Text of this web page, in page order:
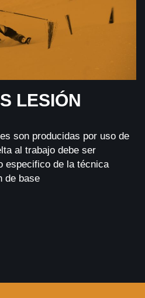
LESIÓN
son producidas por uso de
al trabajo debe ser
especifico de la técnica
de base